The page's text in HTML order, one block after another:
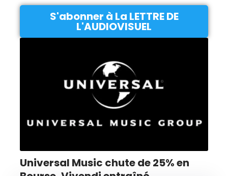
S'abonner à La LETTRE DE
L'AUDIOVISUEL
Universal Music chute de 25% en